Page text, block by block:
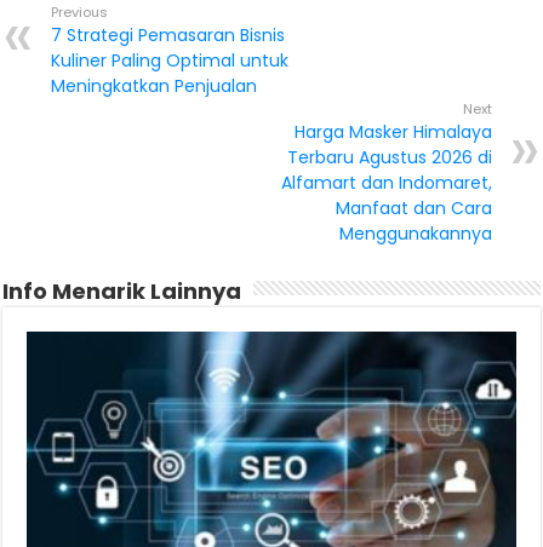
Previous
7 Strategi Pemasaran Bisnis
Kuliner Paling Optimal untuk
Meningkatkan Penjualan
Next
Harga Masker Himalaya
Terbaru Agustus 2026 di
Alfamart dan Indomaret,
Manfaat dan Cara
Menggunakannya
Info Menarik Lainnya